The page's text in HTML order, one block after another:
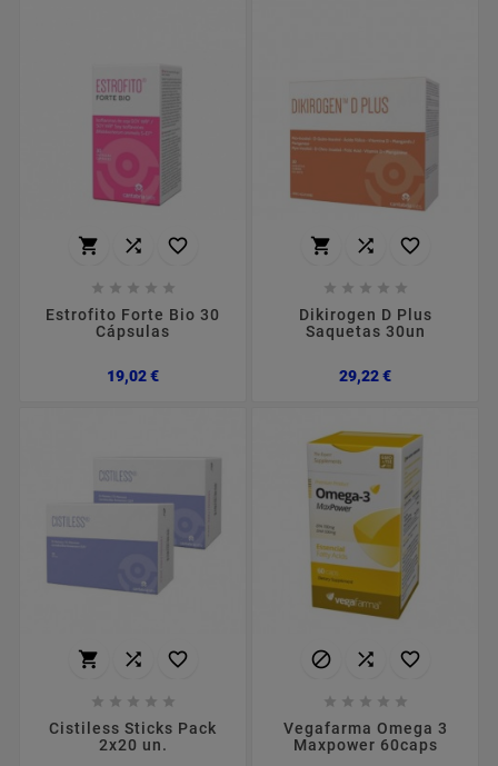
  
    
Estrofito Forte Bio 30
Cápsulas
19,02 €Preço
  
    
Dikirogen D Plus
Saquetas 30un
29,22 €Preço
  
    
Cistiless Sticks Pack
2x20 un.
  
    
Vegafarma Omega 3
Maxpower 60caps